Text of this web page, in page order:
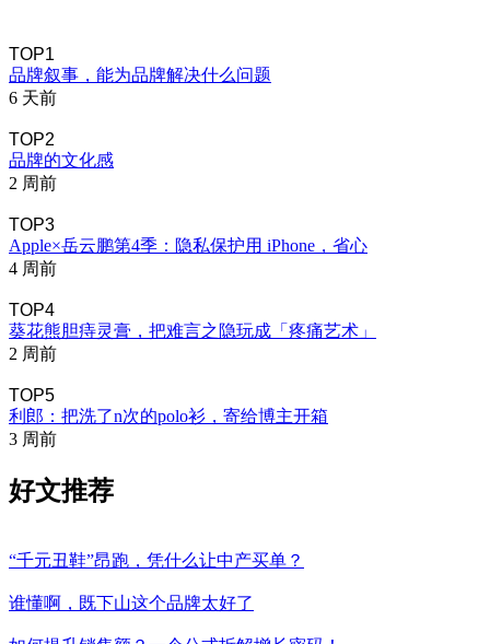
TOP1
品牌叙事，能为品牌解决什么问题
6 天前
TOP2
品牌的文化感
2 周前
TOP3
Apple×岳云鹏第4季：隐私保护用 iPhone，省心
4 周前
TOP4
葵花熊胆痔灵膏，把难言之隐玩成「疼痛艺术」
2 周前
TOP5
利郎：把洗了n次的polo衫，寄给博主开箱
3 周前
好文推荐
“千元丑鞋”昂跑，凭什么让中产买单？
谁懂啊，既下山这个品牌太好了